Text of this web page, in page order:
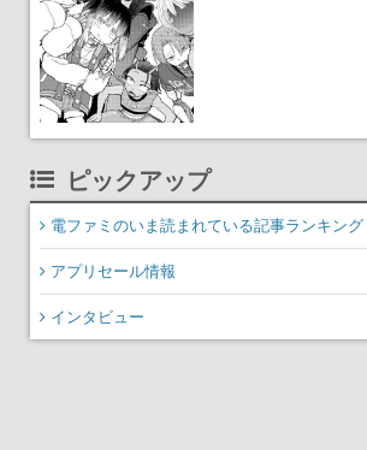
ピックアップ
電ファミのいま読まれている記事ランキング
アプリセール情報
インタビュー